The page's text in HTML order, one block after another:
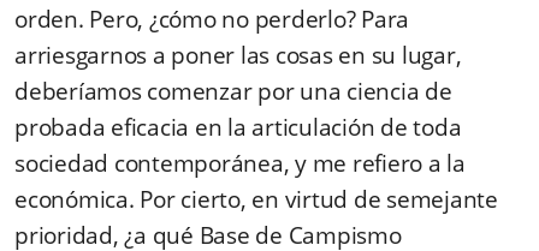
orden. Pero, ¿cómo no perderlo? Para
arriesgarnos a poner las cosas en su lugar,
deberíamos comenzar por una ciencia de
probada eficacia en la articulación de toda
sociedad contemporánea, y me refiero a la
económica. Por cierto, en virtud de semejante
prioridad, ¿a qué Base de Campismo